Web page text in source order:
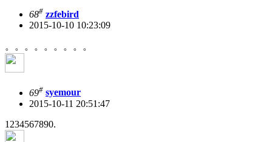
68# zzfebird
2015-10-10 10:23:09
。。。。。。。。。
69# syemour
2015-10-11 20:51:47
1234567890.